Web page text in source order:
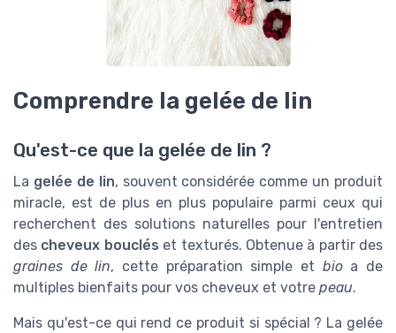
Comprendre la gelée de lin
Qu'est-ce que la gelée de lin ?
La gelée de lin, souvent considérée comme un produit
miracle, est de plus en plus populaire parmi ceux qui
recherchent des solutions naturelles pour l'entretien
des cheveux bouclés et texturés. Obtenue à partir des
graines de lin, cette préparation simple et bioa de
multiples bienfaits pour vos cheveux et votre peau.
Mais qu'est-ce qui rend ce produit si spécial ? La gelée